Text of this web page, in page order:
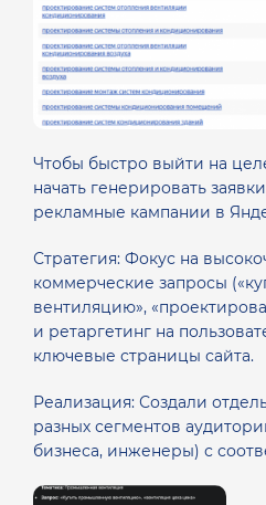
Чтобы быстро выйти на
начать генерировать
рекламные кампании в
Стратегия: Фокус на
коммерческие запросы
вентиляцию»,
и ретаргетинг на
ключевые страницы сайта.
Реализация: Создали
разных сегментов
бизнеса, инженеры) с